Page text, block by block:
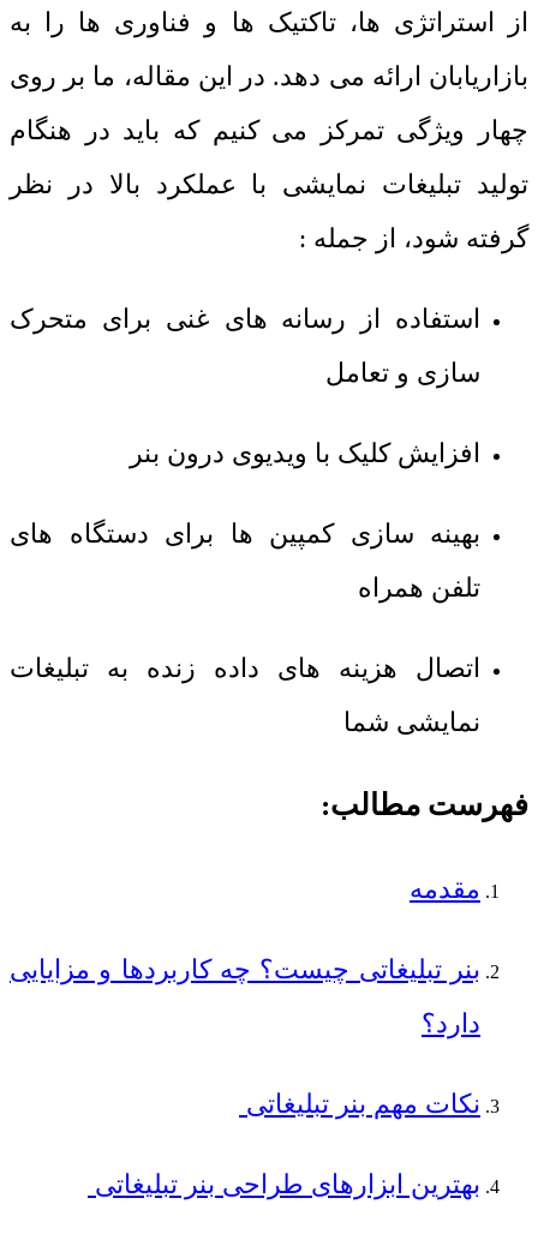
از استراتژی‌ ها، تاکتیک ‌ها و فناوری‌ ها را به
بازاریابان ارائه می‌ دهد. در این مقاله، ما بر روی
چهار ویژگی تمرکز می کنیم که باید در هنگام
تولید تبلیغات نمایشی با عملکرد بالا در نظر
گرفته شود، از جمله :
استفاده از رسانه های غنی برای متحرک
سازی و تعامل
افزایش کلیک با ویدیوی درون بنر
بهینه سازی کمپین ها برای دستگاه های
تلفن همراه
اتصال هزینه های داده زنده به تبلیغات
نمایشی شما
فهرست مطالب:
مقدمه
بنر تبلیغاتی چیست؟ چه کاربردها و مزایایی
دارد؟
نکات مهم بنر تبلیغاتی
بهترین ابزارهای طراحی بنر تبلیغاتی